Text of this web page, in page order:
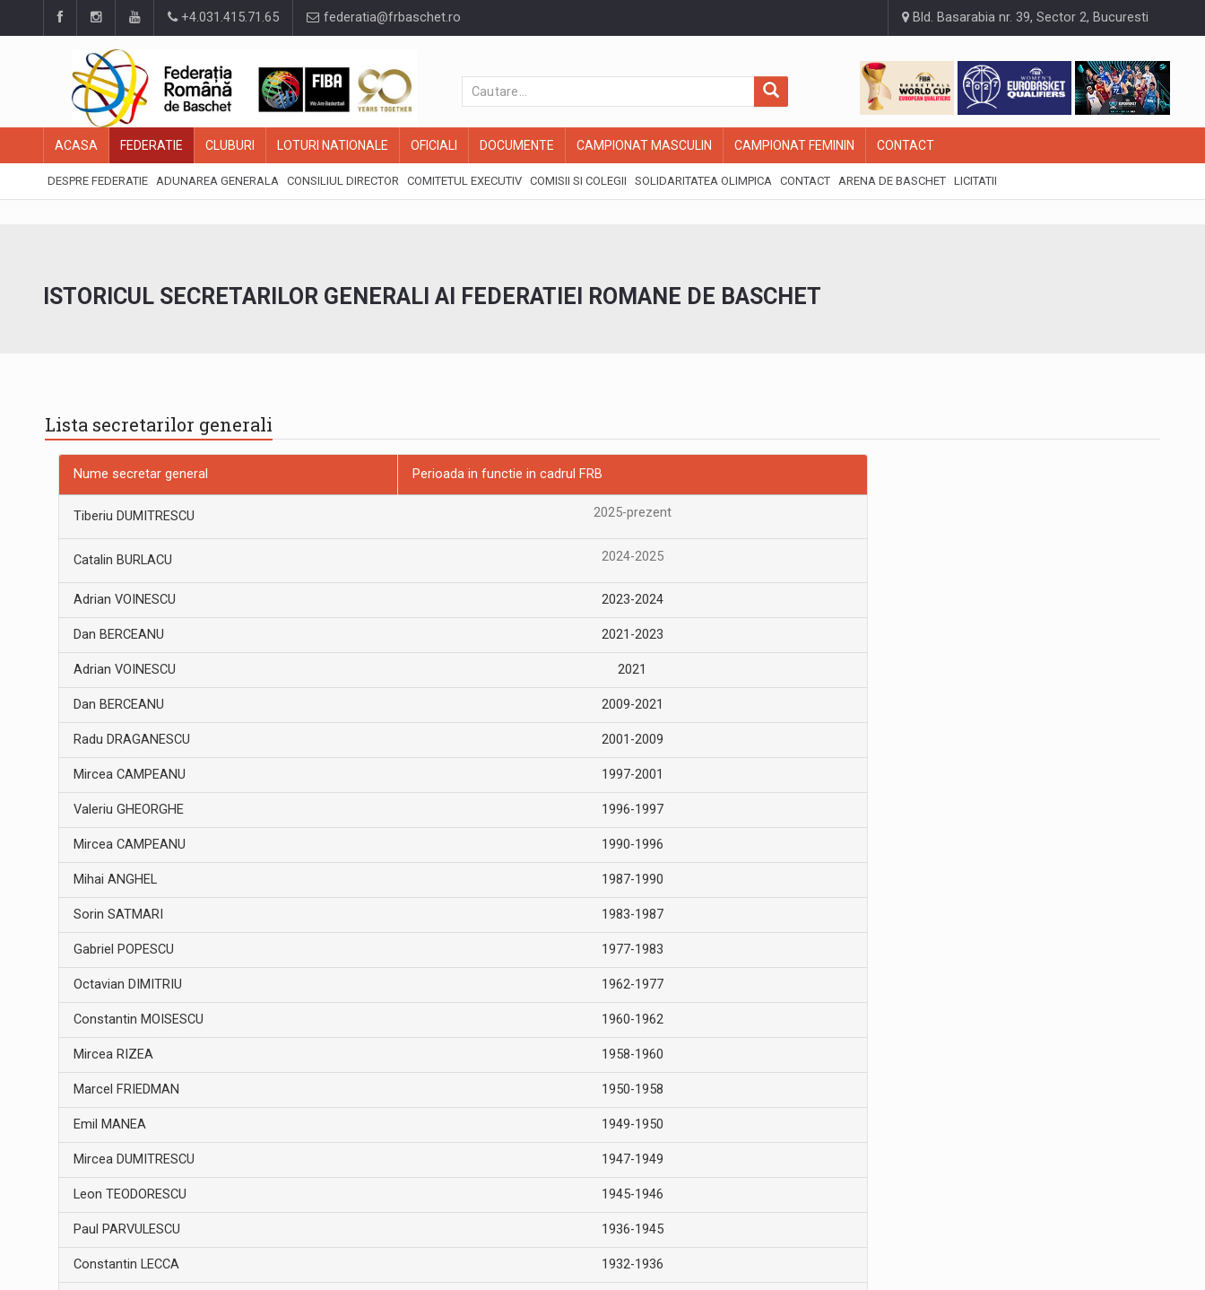
+4.031.415.71.65 federatia@frbaschet.ro Bld. Basarabia nr. 39, Sector 2, Bucuresti
ACASA FEDERATIE CLUBURI LOTURI NATIONALE OFICIALI DOCUMENTE CAMPIONAT MASCULIN CAMPIONAT FEMININ CONTACT
DESPRE FEDERATIE ADUNAREA GENERALA CONSILIUL DIRECTOR COMITETUL EXECUTIV COMISII SI COLEGII SOLIDARITATEA OLIMPICA CONTACT ARENA DE BASCHET LICITATII
ISTORICUL SECRETARILOR GENERALI AI FEDERATIEI ROMANE DE BASCHET
Lista secretarilor generali
Nume secretar general Perioada in functie in cadrul FRB
Tiberiu DUMITRESCU 2025-prezent
Catalin BURLACU 2024-2025
Adrian VOINESCU 2023-2024
Dan BERCEANU 2021-2023
Adrian VOINESCU 2021
Dan BERCEANU 2009-2021
Radu DRAGANESCU 2001-2009
Mircea CAMPEANU 1997-2001
Valeriu GHEORGHE 1996-1997
Mircea CAMPEANU 1990-1996
Mihai ANGHEL 1987-1990
Sorin SATMARI 1983-1987
Gabriel POPESCU 1977-1983
Octavian DIMITRIU 1962-1977
Constantin MOISESCU 1960-1962
Mircea RIZEA 1958-1960
Marcel FRIEDMAN 1950-1958
Emil MANEA 1949-1950
Mircea DUMITRESCU 1947-1949
Leon TEODORESCU 1945-1946
Paul PARVULESCU 1936-1945
Constantin LECCA 1932-1936